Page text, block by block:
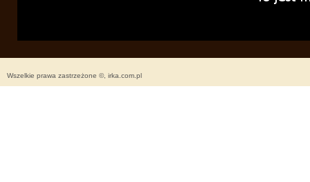
Wszelkie prawa zastrzeżone ©, irka.com.pl